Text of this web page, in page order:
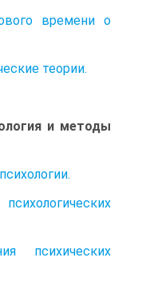
времени о
теории.
и методы
психических